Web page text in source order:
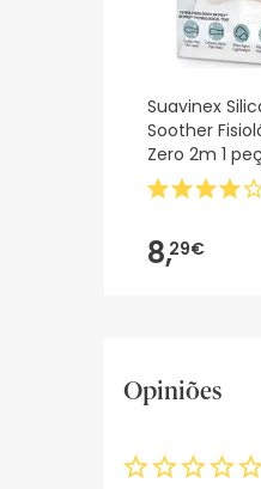
Suavinex
Soother
Zero 2m 1
8,29€
Opiniões